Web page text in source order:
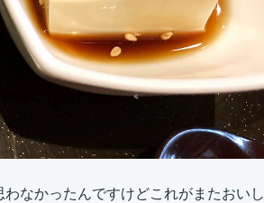
なかったんですけどこれがまたおいし